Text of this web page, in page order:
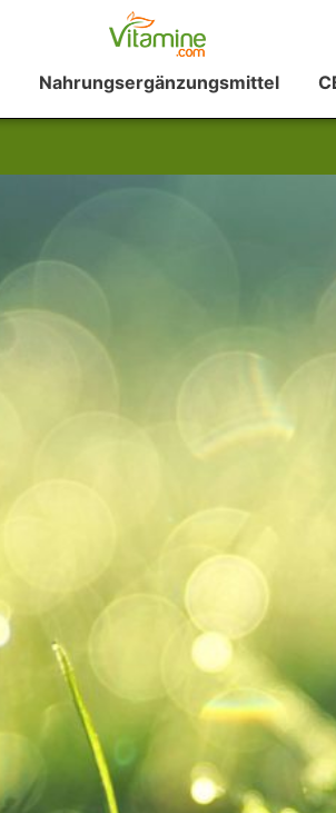
Nahrungsergänzungsmittel